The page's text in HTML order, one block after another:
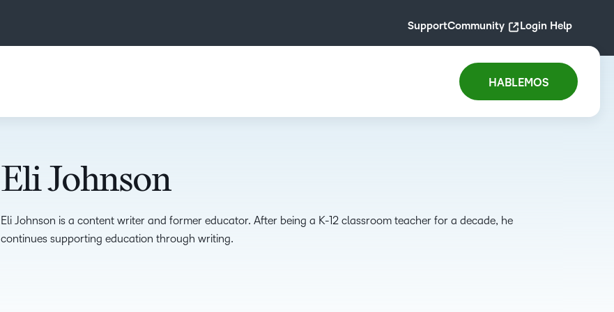
SupportCommunity Login Help
HABLEMOS
Eli Johnson
Eli Johnson is a content writer and former educator. After being a K-12 classroom teacher for a decade, he
continues supporting education through writing.